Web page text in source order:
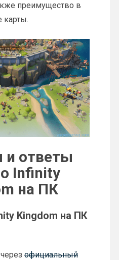
преимущество в
карты.
и ответы
Infinity
на ПК
Kingdom на ПК
официальный